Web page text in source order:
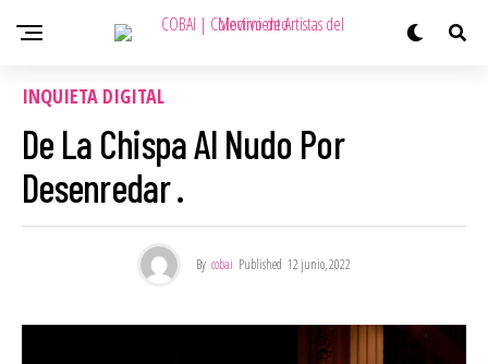
INQUIETA DIGITAL
De La Chispa Al Nudo Por
Desenredar .
By cobai Published 12 junio, 2022